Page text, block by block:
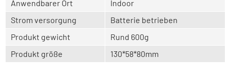
Anwendbarer Ort
Indoor
Strom versorgung
Batterie betrieben
Produkt gewicht
Rund 600g
Produkt größe
130*58*80mm